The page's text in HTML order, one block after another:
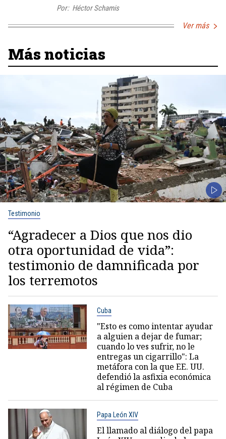
Por: Héctor Schamis
Ver más
Más noticias
Testimonio
“Agradecer a Dios que nos dio
otra oportunidad de vida”:
testimonio de damnificada por
los terremotos
Cuba
"Esto es como intentar ayudar
a alguien a dejar de fumar;
cuando lo ves sufrir, no le
entregas un cigarrillo": La
metáfora con la que EE. UU.
defendió la asfixia económica
al régimen de Cuba
Papa León XIV
El llamado al diálogo del papa